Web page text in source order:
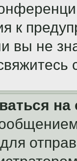
к
вы не